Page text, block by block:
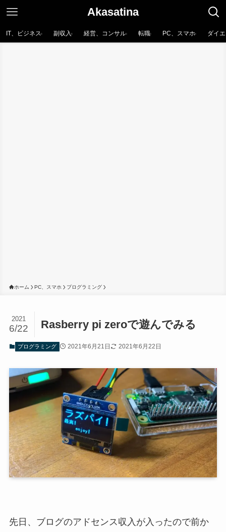
Akasatina
IT、ビジネス 副収入 経営、コンサル 転職 PC、スマホ ダイ
ホーム PC、スマホ プログラミング
Rasberry pi zeroで遊んでみる
2021
6/22
プログラミング 2021年6月21日 2021年6月22日
先日、ブログのアドセンス収入が入ったので前か